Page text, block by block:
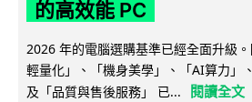
的高效能 PC
2026 年的電腦選購基準已經全面升級
輕量化」、「機身美學」、「AI算力」
及「品質與售後服務」 已...
閱讀全文